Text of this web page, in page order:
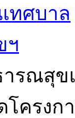
ทศบาล
ฯ
รณสุข
โครงก